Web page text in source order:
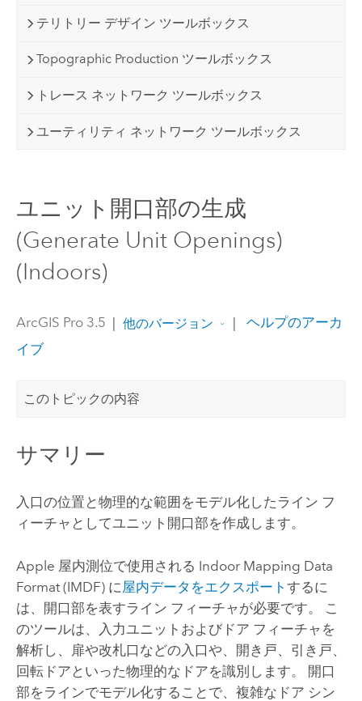
テリトリー デザイン ツールボックス
Topographic Production ツールボックス
トレース ネットワーク ツールボックス
ユーティリティ ネットワーク ツールボックス
ユニット開口部の生成
(Generate Unit Openings)
(Indoors)
ArcGIS Pro 3.5 | 他のバージョン |
ヘルプのアーカ
イブ
このトピックの内容
サマリー
入口の位置と物理的な範囲をモデル化したライン フ
ィーチャとしてユニット開口部を作成します。
Apple 屋内測位で使用される Indoor Mapping Data
Format (IMDF) に 屋内データをエクスポート するに
は、開口部を表すライン フィーチャが必要です。 こ
のツールは、入力ユニットおよびドア フィーチャを
解析し、扉や改札口などの入口や、開き戸、引き戸、
回転ドアといった物理的なドアを識別します。 開口
部をラインでモデル化することで、複雑なドア シン